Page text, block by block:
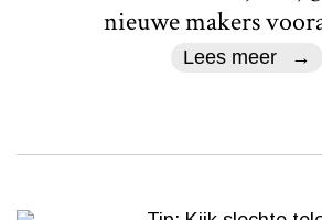
nieuwe makers
Lees meer